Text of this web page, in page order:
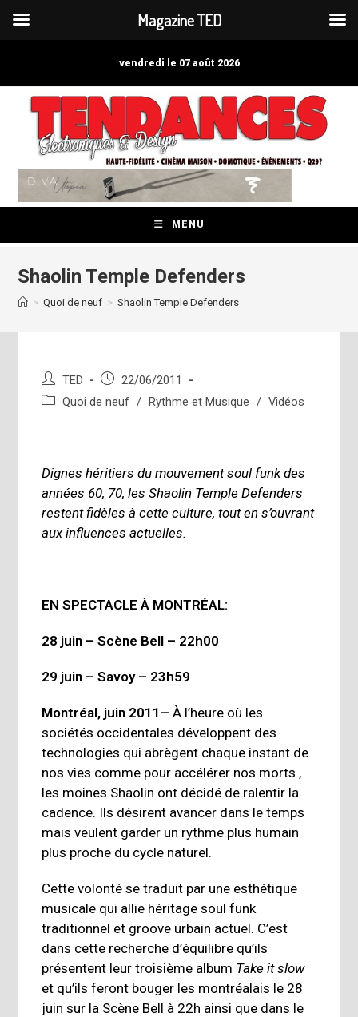
vendredi le 07 août 2026
MENU
Shaolin Temple Defenders
> Quoi de neuf > Shaolin Temple Defenders
Auteur/autrice
de
TED
Publication
publiée :
22/06/2011
PostQuoi de neuf / Rythme et Musique / Vidéos
Dignes héritiers du mouvement soul funk des
années 60, 70, lesShaolin Temple Defenders
restent fidèles à cette culture, tout en s’ouvrant
aux influences actuelles.
EN SPECTACLE À MONTRÉAL:
28 juin – Scène Bell – 22h00
29 juin – Savoy – 23h59
Montréal, juin 2011 – À l’heure où les
sociétés occidentales développent des
technologies qui abrègent chaque instant de
nos vies comme pour accélérer nos morts ,
les moines Shaolin ont décidé de ra­lentir la
cadence. Ils désirent avancer dans le temps
mais veulent garder un rythme plus humain
plus proche du cycle naturel.
Cette volonté se traduit par une esthétique
musicale qui allie héritage soul funk
traditionnel et groove urbain actuel. C’est
dans cette recherche d’équilibre qu’ils
présentent leur troisième album Take it slow
et qu’ils feront bouger les montréalais le 28
juin sur la Scène Bell à 22h ainsi que dans le
Magazine TED